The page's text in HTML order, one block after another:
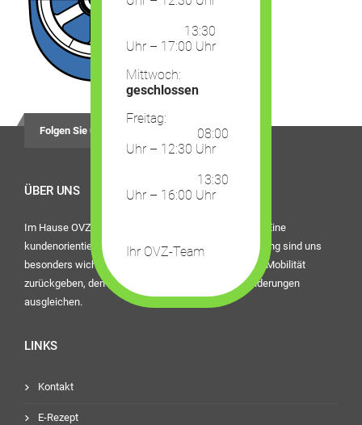
Folgen Sie uns auf
ÜBER UNS
Im Hause OVZ Piro steht der Mensch im Mittelpunkt. Eine
kundenorientierte Dienstleistung und die beste Beratung sind uns
besonders wichtig. Bei uns finden Sie Hilfsmittel, die Mobilität
zurückgeben, den Alltag erleichtern oder eine Behinderungen
ausgleichen.
LINKS
Kontakt
E-Rezept
13:30
Uhr – 17:00 Uhr
Mittwoch:
geschlossen
Freitag:
08:00
Uhr – 12:30 Uhr
13:30
Uhr – 16:00 Uhr
Ihr OVZ-Team